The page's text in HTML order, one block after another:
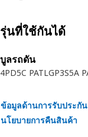
รุ่นที่ใช้กันได้
บูลรถดัน
4PD5C PATLGP3S5A
ข้อมูลด้านการรับประกัน
นโยบายการคืนสินค้า